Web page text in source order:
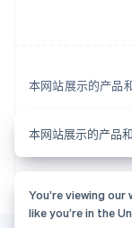
本网站展示的产品
© 2026 Stripe,
本网站展示的产品
You’re viewing
like you’re in the